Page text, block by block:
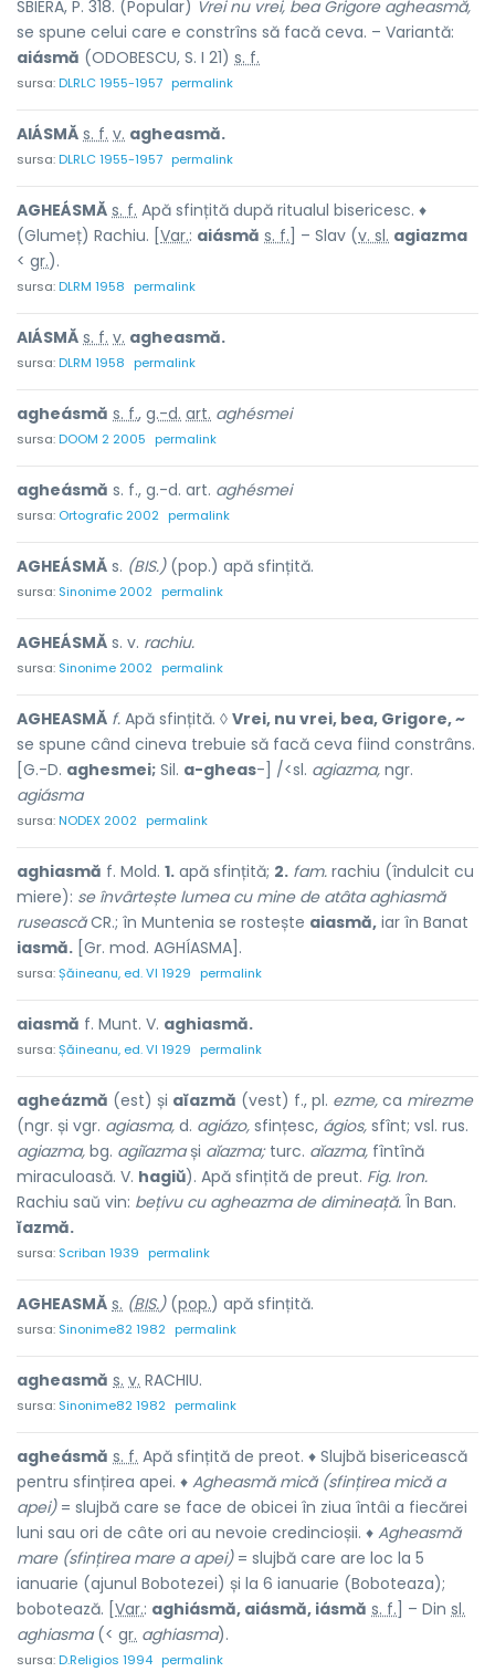
SBIERA, P. 318. (Popular) Vrei nu vrei, bea Grigore agheasmă,
se spune celui care e constrîns să facă ceva. – Variantă:
aiásmă (ODOBESCU, S. I 21) s. f.
sursa:DLRLC 1955-1957 permalink
AIÁSMĂ s. f. v. agheasmă.
sursa:DLRLC 1955-1957 permalink
AGHEÁSMĂ s. f. Apă sfințită după ritualul bisericesc. ♦
(Glumeț) Rachiu. [ Var.: aiásmă s. f. ] – Slav (v. sl. agiazma
< gr.).
sursa:DLRM 1958 permalink
AIÁSMĂ s. f. v. agheasmă.
sursa:DLRM 1958 permalink
agheásmă s. f., g.-d. art. aghésmei
sursa:DOOM 2 2005 permalink
agheásmă s. f., g.-d. art. aghésmei
sursa: Ortografic 2002 permalink
AGHEÁSMĂ s. (BIS.)(pop.) apă sfințită.
sursa: Sinonime 2002 permalink
AGHEÁSMĂ s. v. rachiu.
sursa: Sinonime 2002 permalink
AGHEASMĂ f. Apă sfințită. ◊ Vrei, nu vrei, bea, Grigore, ~
se spune când cineva trebuie să facă ceva fiind constrâns.
[G.-D. aghesmei; Sil. a-gheas-] /<sl. agiazma, ngr.
agiásma
sursa:NODEX 2002 permalink
aghiasmă f. Mold. 1. apă sfințită; 2. fam. rachiu (îndulcit cu
miere): se învârtește lumea cu mine de atâta aghiasmă
ruseascăCR.; în Muntenia se rostește aiasmă, iar în Banat
iasmă. [Gr. mod. AGHÍASMA].
sursa:Șăineanu, ed. VI 1929 permalink
aiasmă f. Munt. V. aghiasmă.
sursa:Șăineanu, ed. VI 1929 permalink
agheázmă (est) și aĭazmă (vest) f., pl. ezme, ca mirezme
(ngr. și vgr. agiasma, d. agiázo, sfințesc, ágios, sfînt; vsl. rus.
agiazma, bg. agiĭazmași aĭazma;turc. aĭazma, fîntînă
miraculoasă. V. hagiŭ). Apă sfințită de preut. Fig. Iron.
Rachiu saŭ vin: bețivu cu agheazma de dimineață. În Ban.
ĭazmă.
sursa: Scriban 1939 permalink
AGHEASMĂ s. (BIS.)(pop.) apă sfințită.
sursa: Sinonime82 1982 permalink
agheasmă s. v. RACHIU.
sursa: Sinonime82 1982 permalink
agheásmă s. f. Apă sfințită de preot. ♦ Slujbă bisericească
pentru sfințirea apei. ♦ Agheasmă mică (sfințirea mică a
apei)= slujbă care se face de obicei în ziua întâi a fiecărei
luni sau ori de câte ori au nevoie credincioșii. ♦ Agheasmă
mare (sfințirea mare a apei)= slujbă care are loc la 5
ianuarie (ajunul Bobotezei) și la 6 ianuarie (Boboteaza);
bobotează. [ Var.: aghiásmă, aiásmă, iásmă s. f. ] – Din sl.
aghiasma(< gr. aghiasma).
sursa:D.Religios 1994 permalink